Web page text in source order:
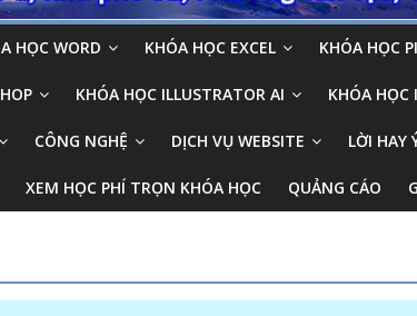
HỌC WORD KHÓA HỌC EXCEL KHÓA HỌC
KHÓA HỌC ILLUSTRATOR AI KHÓA HỌC
CÔNG NGHỆ DỊCH VỤ WEBSITE LỜI HAY
XEM HỌC PHÍ TRỌN KHÓA HỌC QUẢNG CÁO